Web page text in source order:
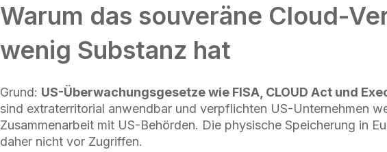
Warum das souveräne Cloud-
wenig Substanz hat
Grund: US-Überwachungsgesetze wie FISA, CLOUD Act und
sind extraterritorial anwendbar und verpflichten US-Unternehmen
Zusammenarbeit mit US-Behörden. Die physische Speicherung in
daher nicht vor Zugriffen.